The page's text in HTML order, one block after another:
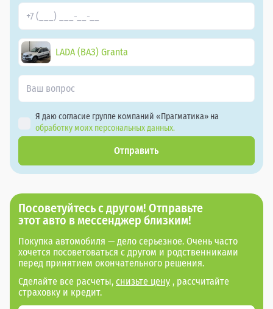
LADA (ВАЗ) Granta
Я даю согласие группе компаний «Прагматика» на
обработку моих персональных данных.
Отправить
Посоветуйтесь с другом! Отправьте
этот авто в мессенджер близким!
Покупка автомобиля — дело серьезное. Очень часто
хочется посоветоваться с другом и родственниками
перед принятием окончательного решения.
Сделайте все расчеты, снизьте цену , рассчитайте
страховку и кредит.